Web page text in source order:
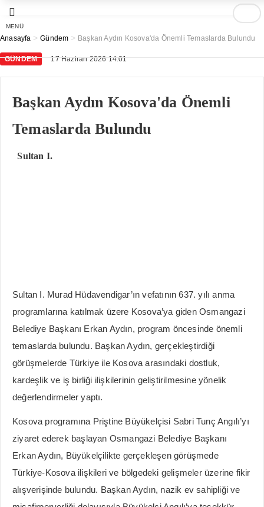
MENÜ
Anasayfa >Gündem > Başkan Aydın Kosova'da Önemli Temaslarda Bulundu
GÜNDEM 17 Haziran 2026 14:01
Başkan Aydın Kosova'da Önemli
Temaslarda Bulundu
Sultan I.
Sultan I. Murad Hüdavendigar’ın vefatının 637. yılı anma
programlarına katılmak üzere Kosova’ya giden Osmangazi
Belediye Başkanı Erkan Aydın, program öncesinde önemli
temaslarda bulundu. Başkan Aydın, gerçekleştirdiği
görüşmelerde Türkiye ile Kosova arasındaki dostluk,
kardeşlik ve iş birliği ilişkilerinin geliştirilmesine yönelik
değerlendirmeler yaptı.
Kosova programına Priştine Büyükelçisi Sabri Tunç Angılı’yı
ziyaret ederek başlayan Osmangazi Belediye Başkanı
Erkan Aydın, Büyükelçilikte gerçekleşen görüşmede
Türkiye-Kosova ilişkileri ve bölgedeki gelişmeler üzerine fikir
alışverişinde bulundu. Başkan Aydın, nazik ev sahipliği ve